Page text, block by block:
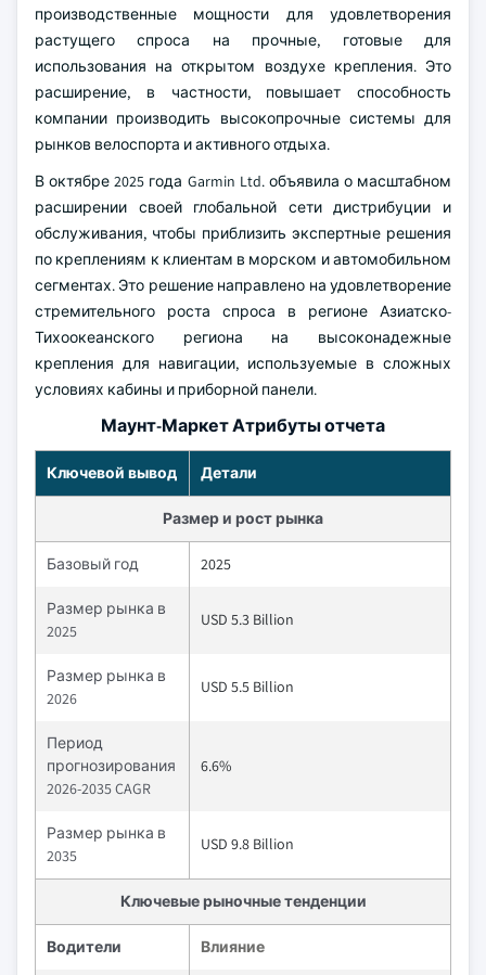
производственные мощности для удовлетворения
растущего спроса на прочные, готовые для
использования на открытом воздухе крепления. Это
расширение, в частности, повышает способность
компании производить высокопрочные системы для
рынков велоспорта и активного отдыха.
В октябре 2025 года Garmin Ltd. объявила о масштабном
расширении своей глобальной сети дистрибуции и
обслуживания, чтобы приблизить экспертные решения
по креплениям к клиентам в морском и автомобильном
сегментах. Это решение направлено на удовлетворение
стремительного роста спроса в регионе Азиатско-
Тихоокеанского региона на высоконадежные
крепления для навигации, используемые в сложных
условиях кабины и приборной панели.
Маунт-Маркет Атрибуты отчета
Ключевой вывод Детали
Размер и рост рынка
Базовый год 2025
Размер рынка в
2025
USD 5.3 Billion
Размер рынка в
2026
USD 5.5 Billion
Период
прогнозирования
2026-2035 CAGR
6.6%
Размер рынка в
2035
USD 9.8 Billion
Ключевые рыночные тенденции
Водители Влияние